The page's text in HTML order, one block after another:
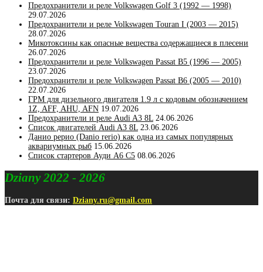
Предохранители и реле Volkswagen Golf 3 (1992 — 1998)
29.07.2026
Предохранители и реле Volkswagen Touran I (2003 — 2015)
28.07.2026
Микотоксины как опасные вещества содержащиеся в плесени
26.07.2026
Предохранители и реле Volkswagen Passat B5 (1996 — 2005)
23.07.2026
Предохранители и реле Volkswagen Passat B6 (2005 — 2010)
22.07.2026
ГРМ для дизельного двигателя 1.9 л с кодовым обозначением
1Z, AFF, AHU, AFN 19.07.2026
Предохранители и реле Audi A3 8L 24.06.2026
Список двигателей Audi A3 8L 23.06.2026
Данио рерио (Danio rerio) как одна из самых популярных
аквариумных рыб 15.06.2026
Список стартеров Ауди А6 С5 08.06.2026
Dziany 2022 - 2026
Почта для связи: Dziany.ru@gmail.com